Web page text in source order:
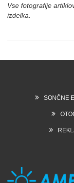
Vse fotografije
izdelka.
SONČNE